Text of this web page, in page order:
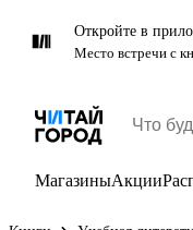
Откройте в
Место встречи с
МагазиныАкции